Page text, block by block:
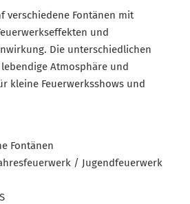
verschiedene Fontänen mit
und
Die unterschiedlichen
Atmosphäre und
kleine Feuerwerksshows und
Fontänen
/ Jugendfeuerwerk